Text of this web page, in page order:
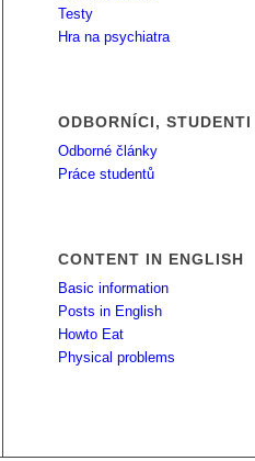
Testy
Hra na psychiatra
ODBORNÍCI, STUDENTI
Odborné články
Práce studentů
CONTENT IN ENGLISH
Basic information
Posts in English
Howto Eat
Physical problems